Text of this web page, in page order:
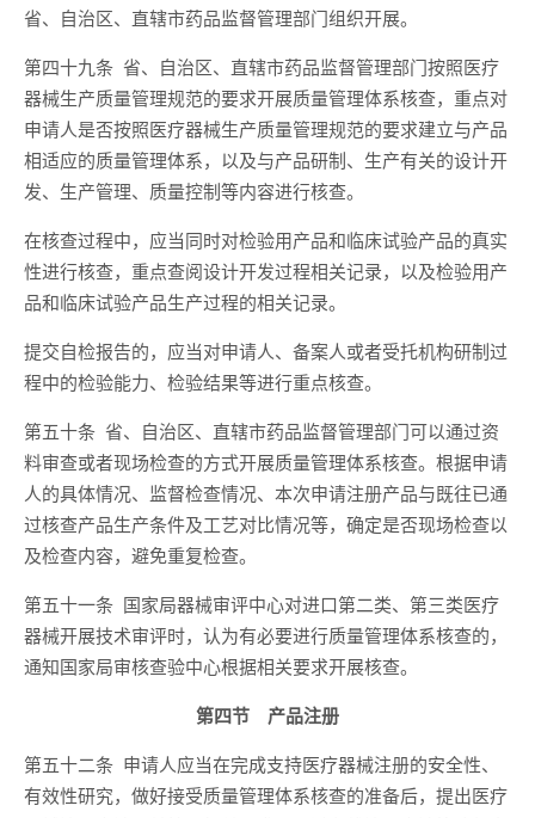
省、自治区、直辖市药品监督管理部门组织开展。
第四十九条 省、自治区、直辖市药品监督管理部门按照医疗
器械生产质量管理规范的要求开展质量管理体系核查，重点对
申请人是否按照医疗器械生产质量管理规范的要求建立与产品
相适应的质量管理体系，以及与产品研制、生产有关的设计开
发、生产管理、质量控制等内容进行核查。
在核查过程中，应当同时对检验用产品和临床试验产品的真实
性进行核查，重点查阅设计开发过程相关记录，以及检验用产
品和临床试验产品生产过程的相关记录。
提交自检报告的，应当对申请人、备案人或者受托机构研制过
程中的检验能力、检验结果等进行重点核查。
第五十条 省、自治区、直辖市药品监督管理部门可以通过资
料审查或者现场检查的方式开展质量管理体系核查。根据申请
人的具体情况、监督检查情况、本次申请注册产品与既往已通
过核查产品生产条件及工艺对比情况等，确定是否现场检查以
及检查内容，避免重复检查。
第五十一条 国家局器械审评中心对进口第二类、第三类医疗
器械开展技术审评时，认为有必要进行质量管理体系核查的，
通知国家局审核查验中心根据相关要求开展核查。
第四节 产品注册
第五十二条 申请人应当在完成支持医疗器械注册的安全性、
有效性研究，做好接受质量管理体系核查的准备后，提出医疗